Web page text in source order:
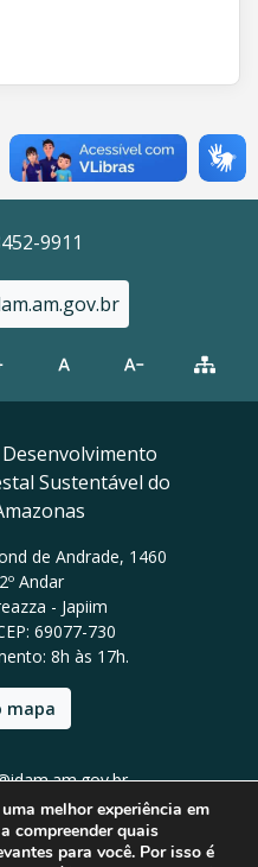
9911
Sustentável do
de Andrade, 1460
Andar
- Japiim
69077-730
8h às 17h.
mapa
9911
melhor experiência em
compreender quais
para você. Por isso é